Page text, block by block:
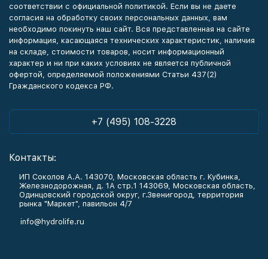
соответствии с официальной политикой. Если вы не даете
согласия на обработку своих персональных данных, вам
необходимо покинуть наш сайт. Вся представленная на сайте
информация, касающаяся технических характеристик, наличия
на складе, стоимости товаров, носит информационный
характер и ни при каких условиях не является публичной
офертой, определяемой положениями Статьи 437(2)
Гражданского кодекса РФ.
+7 (495) 108-3228
Контакты:
ИП Соколов А.А. 143070, Московская область г. Кубинка,
Железнодорожная, д. 1А стр.1 143069, Московская область,
Одинцовский городской округ, г.Звенигород, территория
рынка "Маркет", павильон 4/7
info@hydrolife.ru